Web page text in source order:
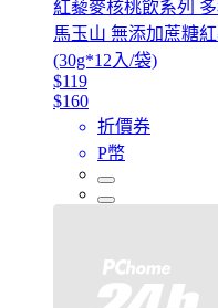
紅藜麥核桃飲系列
馬玉山 無添加蔗糖
(30g*12入/袋)
$119
$160
折價券
P幣